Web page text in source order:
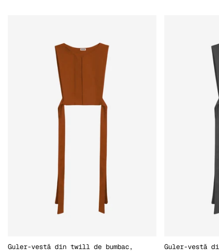
Guler-vestă din twill de bumbac,
Guler-vestă